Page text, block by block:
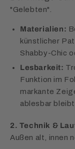
"Gelebten".
Materialien:
künstlicher
Shabby-Chic
Lesbarkeit:
Funktion im
markante
ablesbar
2. Technik &
Außen alt, innen